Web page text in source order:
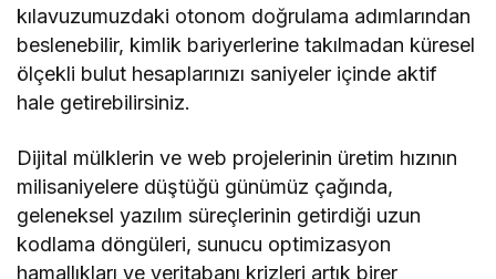
kılavuzumuzdaki otonom doğrulama adımlarından
beslenebilir, kimlik bariyerlerine takılmadan küresel
ölçekli bulut hesaplarınızı saniyeler içinde aktif
hale getirebilirsiniz.
Dijital mülklerin ve web projelerinin üretim hızının
milisaniyelere düştüğü günümüz çağında,
geleneksel yazılım süreçlerinin getirdiği uzun
kodlama döngüleri, sunucu optimizasyon
hamallıkları ve veritabanı krizleri artık birer